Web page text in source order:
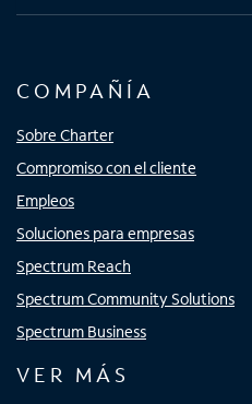
COMPAÑÍA
Sobre Charter
Compromiso con el cliente
Empleos
Soluciones para empresas
Spectrum Reach
Spectrum Community Solutions
Spectrum Business
VER MÁS